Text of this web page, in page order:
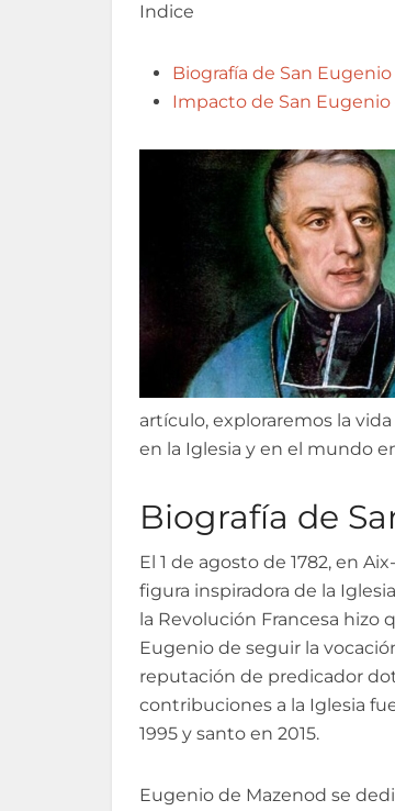
Indice
Biografía de San
Impacto de San Eugenio
artículo, exploraremos la
en la Iglesia y en el mundo
Biografía de
El 1 de agosto de 1782, en
figura inspiradora de la
la Revolución Francesa hizo
Eugenio de seguir la
reputación de predicador
contribuciones a la Iglesia
1995 y santo en 2015.
Eugenio de Mazenod se